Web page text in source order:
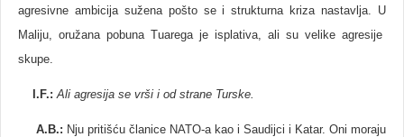
agresivne ambicija sužena pošto se i strukturna kriza nastavlja. U
Maliju, oružana pobuna Tuarega je isplativa, ali su velike agresije
skupe.
I.F.: Ali agresija se vrši i od strane Turske.
A.B.: Nju pritišću članice NATO-a kao i Saudijci i Katar. Oni moraju